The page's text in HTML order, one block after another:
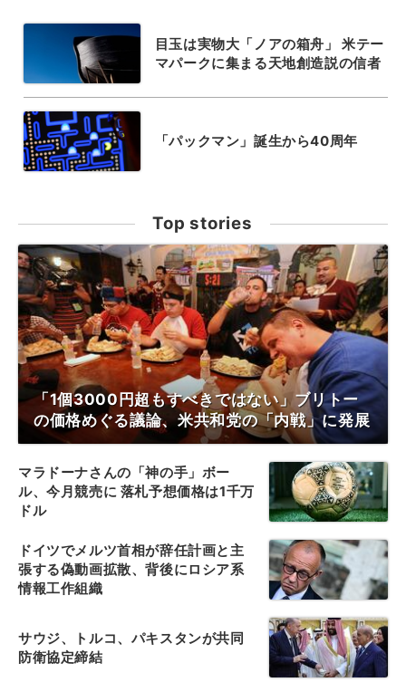
目玉は実物大「ノアの箱舟」 米テー
マパークに集まる天地創造説の信者
「パックマン」誕生から40周年
Top stories
「1個3000円超もすべきではない」ブリトー
の価格めぐる議論、米共和党の「内戦」に発展
マラドーナさんの「神の手」ボー
ル、今月競売に 落札予想価格は1千万
ドル
ドイツでメルツ首相が辞任計画と主
張する偽動画拡散、背後にロシア系
情報工作組織
サウジ、トルコ、パキスタンが共同
防衛協定締結